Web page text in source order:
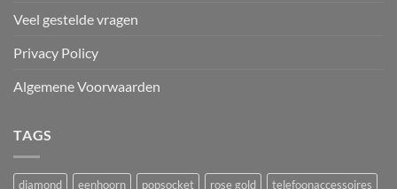
Veel gestelde vragen
Privacy Policy
Algemene Voorwaarden
TAGS
diamond eenhoorn popsocket rose gold telefoonaccessoires